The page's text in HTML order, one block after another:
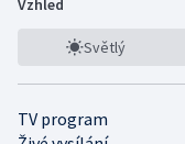
Vzhled
Světlý
TV program